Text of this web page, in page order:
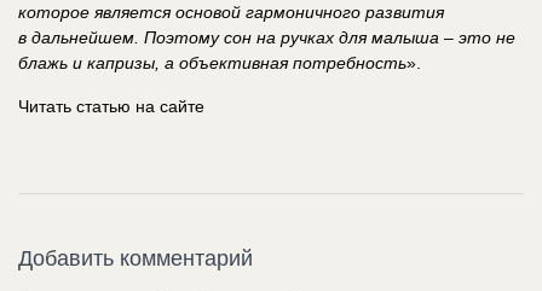
которое является основой гармоничного развития
в дальнейшем. Поэтому сон на ручках для малыша – это не
блажь и капризы, а объективная потребность».
Читать статью на сайте
Добавить комментарий